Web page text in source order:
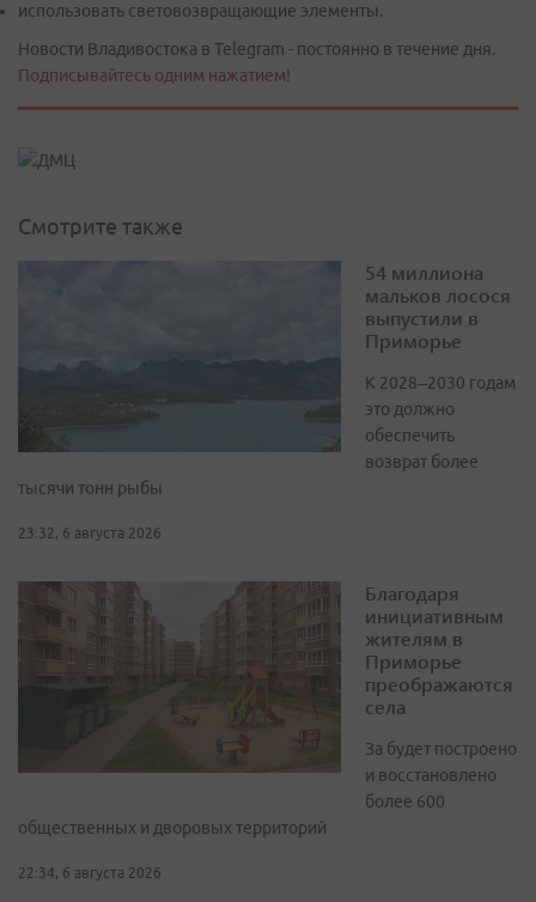
использовать световозвращающие элементы.
Новости Владивостока в Telegram - постоянно в течение дня.
Подписывайтесь одним нажатием!
Смотрите также
54 миллиона
мальков лосося
выпустили в
Приморье
К 2028–2030 годам
это должно
обеспечить
возврат более
тысячи тонн рыбы
23:32, 6 августа 2026
Благодаря
инициативным
жителям в
Приморье
преображаются
села
За будет построено
и восстановлено
более 600
общественных и дворовых территорий
22:34, 6 августа 2026